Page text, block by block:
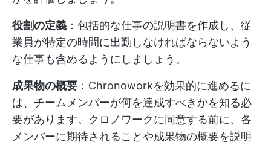
役割の定義 ：包括的な仕事の説明書を作成し、従
業員が特定の時間に出勤しなければならないよう
な仕事も含めるようにしましょう。
成果物の概要 ：Chronoworkを効果的に進めるに
は、チームメンバーが何を達成すべきかを知る必
要があります。クロノワークに同意する前に、各
メンバーに期待されることや成果物の概要を説明